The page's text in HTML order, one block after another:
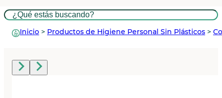
Buscar
Inicio > Productos de Higiene Personal Sin Plásticos >